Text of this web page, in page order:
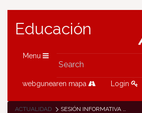
Educación
Menu
webgunearen mapa Login
ACTUALIDAD SESIÓN INFORMATIVA ONLINE SOBRE LA CONVOCATORIA 2025 DEL PROGRAMA ERASMUS+: HOY 7 DE ENERO DE 2025 FINALIZA EL PLAZO DE INSCRIPCIÓN